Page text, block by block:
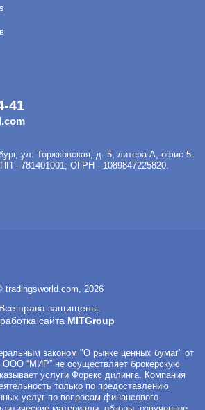
41
, ул. Торжковская, д. 5, литера А, офис 5-
- 781401001; ОГРН - 1089847225820.
tradingsworld.com, 2026
Все права защищены.
сайта MITGroup
законом "О рынке ценных бумаг" от
ООО “МИР” не осуществляет брокерскую
услуги Форекс дилинга. Компания
только по предоставлению
услуг по вопросам финансового